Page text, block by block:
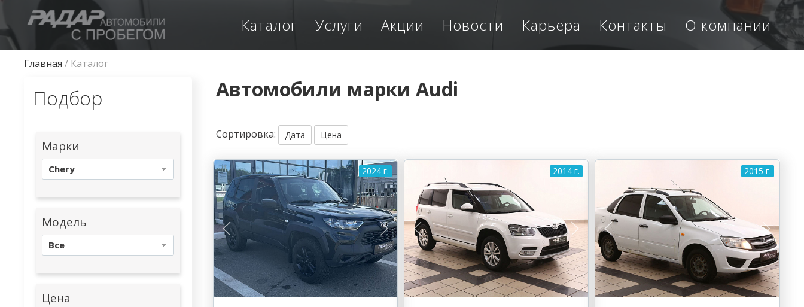
Каталог Услуги Акции Новости Карьера Контакты О компании
Главная / Каталог
Подбор
Марки
Chery
Модель
Все
Цена
Автомобили марки Audi
Сортировка: Дата Цена
2024 г. 2014 г. 2015 г.